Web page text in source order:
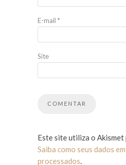
E-mail *
Site
Este site utiliza o Akismet
Saiba como seus dados
processados.